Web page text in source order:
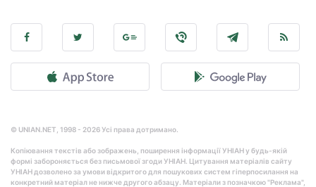
© UNIAN.NET, 1998 - 2026 Усі права дотримано.
Копіювання текстів або зображень, поширення інформації УНІАН у будь-якій
формі забороняється без письмової згоди УНІАН. Цитування матеріалів сайту
УНІАН дозволено за умови відкритого для пошукових систем гіперпосилання на
конкретний матеріал не нижче другого абзацу. Матеріали з позначкою "Реклама",